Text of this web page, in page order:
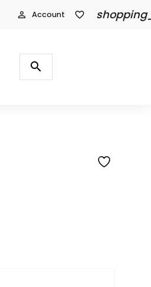
person_outline Account favorite_border
Producten
zoeken
search